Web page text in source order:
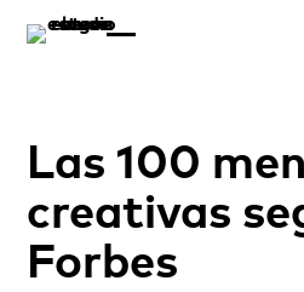
Las 100
creativas
Forbes